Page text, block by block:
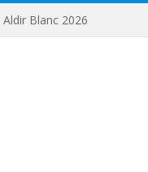
Aldir Blanc 2026